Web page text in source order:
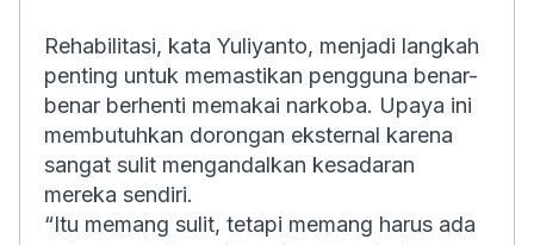
Rehabilitasi, kata Yuliyanto, menjadi langkah
penting untuk memastikan pengguna benar-
benar berhenti memakai narkoba. Upaya ini
membutuhkan dorongan eksternal karena
sangat sulit mengandalkan kesadaran
mereka sendiri.
“Itu memang sulit, tetapi memang harus ada